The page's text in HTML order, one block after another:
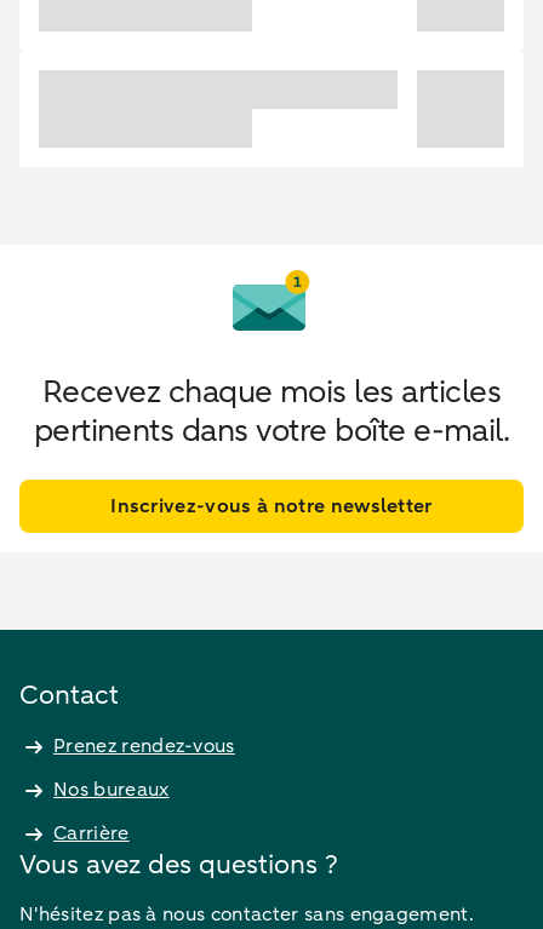
Recevez chaque mois les articles
pertinents dans votre boîte e-mail.
Inscrivez-vous à notre newsletter
Contact
Prenez rendez-vous
Nos bureaux
Carrière
Vous avez des questions ?
N'hésitez pas à nous contacter sans engagement.